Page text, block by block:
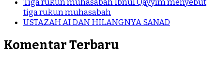
Tiga rukun muhasabah Ibnul Qayyim menyebut
tiga rukun muhasabah
USTAZAH AI DAN HILANGNYA SANAD
Komentar Terbaru